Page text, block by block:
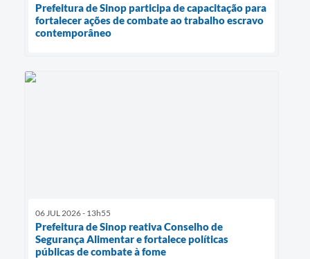
Prefeitura de Sinop participa de capacitação para
fortalecer ações de combate ao trabalho escravo
contemporâneo
06 JUL 2026 - 13h55
Prefeitura de Sinop reativa Conselho de
Segurança Alimentar e fortalece políticas
públicas de combate à fome